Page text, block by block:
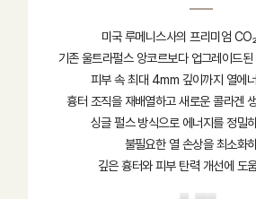
미국 루메니스사의 프리미엄
기존 울트라펄스 앙코르보다 업그레이드
피부 속 최대 4mm 깊이까지 열에
흉터 조직을 재배열하고 새로운 콜라겐
싱글 펄스 방식으로 에너지를 정밀
불필요한 열 손상을 최소화
깊은 흉터와 피부 탄력 개선에 도